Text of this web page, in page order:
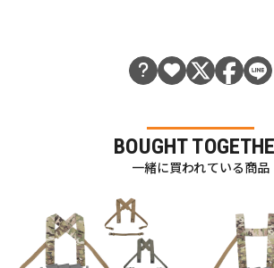
BOUGHT
一緒に買われている商品